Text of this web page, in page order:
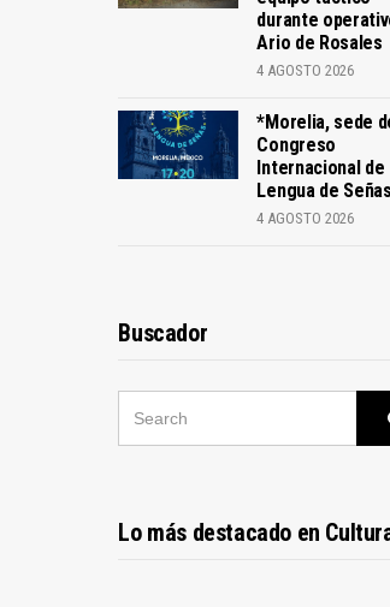
durante
Ario de Rosales
4 AGOSTO 2026
*Morelia, sede
Congreso
Internacional de
Lengua de
4 AGOSTO 2026
Buscador
Lo más destacado en